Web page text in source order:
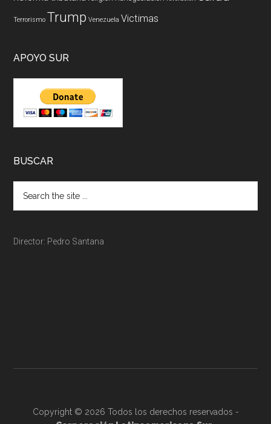
Terrorismo Trump Venezuela Victimas
APOYO SUR
BUSCAR
Director: Pedro Santana
Copyright © 2026 Todos los derechos reservados -